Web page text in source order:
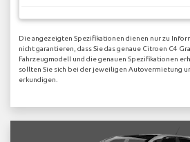
Die angezeigten Spezifikationen dienen nur zu
nicht garantieren, dass Sie das genaue Citroen C4
Fahrzeugmodell und die genauen Spezifikationen
sollten Sie sich bei der jeweiligen Autovermietung
erkundigen.